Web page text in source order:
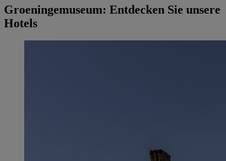
Groeningemuseum: Entdecken Sie unsere
Hotels